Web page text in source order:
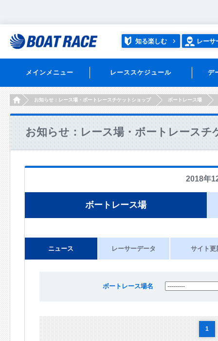
知る楽しむ レーサ
メインメニュー レーススケジュール デ
HOMEお知らせ：レース場・ボートレースチケットショップ ボートレース場
お知らせ：レース場・ボートレースチ
2018年
ボートレース場
ニュース レーサーデータ サイト更
ボートレース場名
1